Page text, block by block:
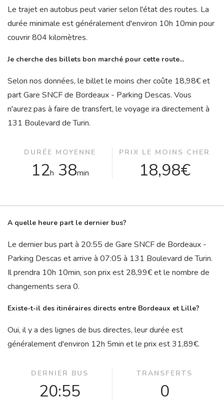
Le trajet en autobus peut varier selon l'état des routes. La
durée minimale est généralement d'environ 10h 10min pour
couvrir 804 kilomètres.
Je cherche des billets bon marché pour cette route...
Selon nos données, le billet le moins cher coûte 18,98€ et
part Gare SNCF de Bordeaux - Parking Descas. Vous
n'aurez pas à faire de transfert, le voyage ira directement à
131 Boulevard de Turin.
DURÉE MOYENNE
12h 38min
PRIX LE MOINS CHER
18,98€
A quelle heure part le dernier bus?
Le dernier bus part à 20:55 de Gare SNCF de Bordeaux -
Parking Descas et arrive à 07:05 à 131 Boulevard de Turin.
Il prendra 10h 10min, son prix est 28,99€ et le nombre de
changements sera 0.
Existe-t-il des itinéraires directs entre Bordeaux et Lille?
Oui, il y a des lignes de bus directes, leur durée est
généralement d'environ 12h 5min et le prix est 31,89€.
DERNIER BUS
20:55
TRANSFERTS
0